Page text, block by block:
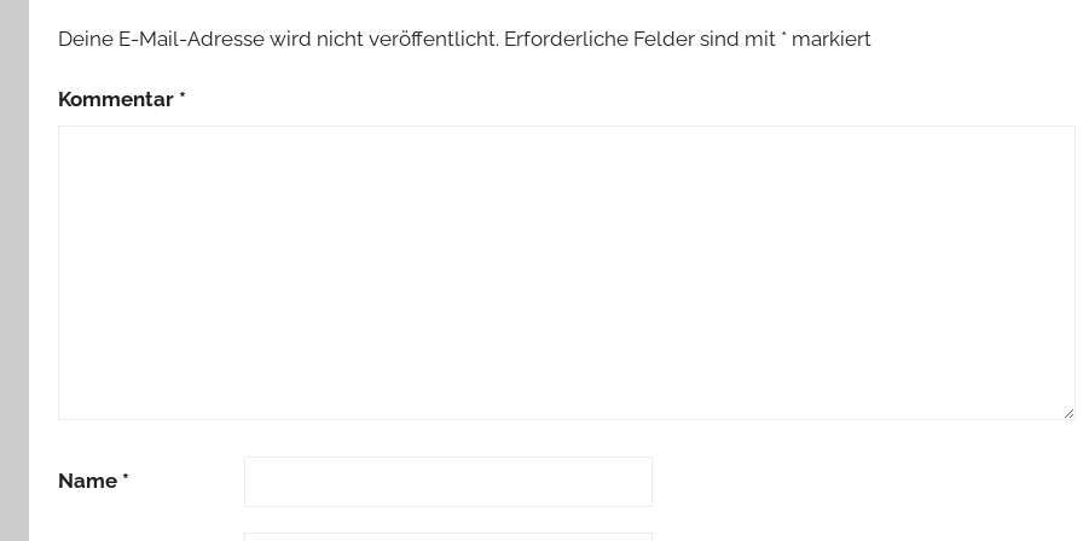
Deine E-Mail-Adresse wird nicht veröffentlicht. Erforderliche Felder sind mit * markiert
Kommentar *
Name *